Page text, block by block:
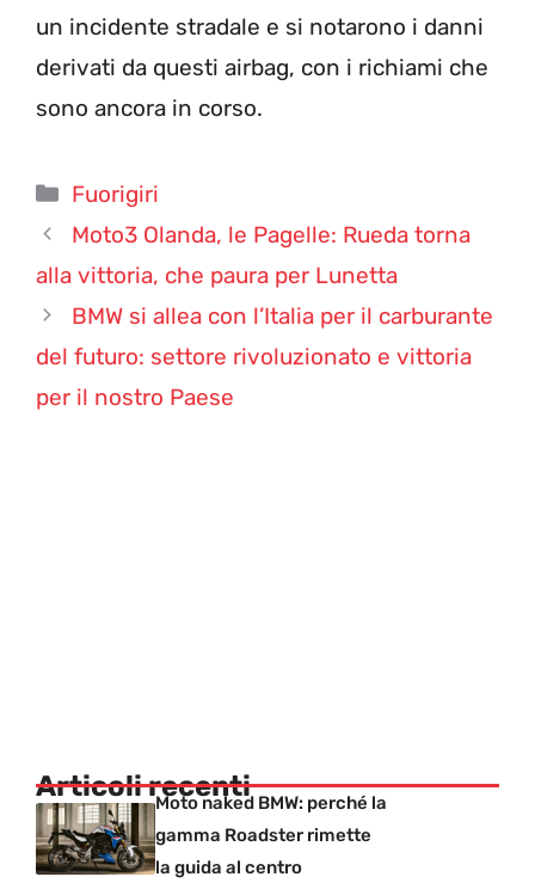
un incidente stradale e si notarono i danni
derivati da questi airbag, con i richiami che
sono ancora in corso.
Categorie
Fuorigiri
Moto3 Olanda, le Pagelle: Rueda torna
alla vittoria, che paura per Lunetta
BMW si allea con l’Italia per il carburante
del futuro: settore rivoluzionato e vittoria
per il nostro Paese
Articoli recentiMoto naked BMW: perché la
gamma Roadster rimette
la guida al centro